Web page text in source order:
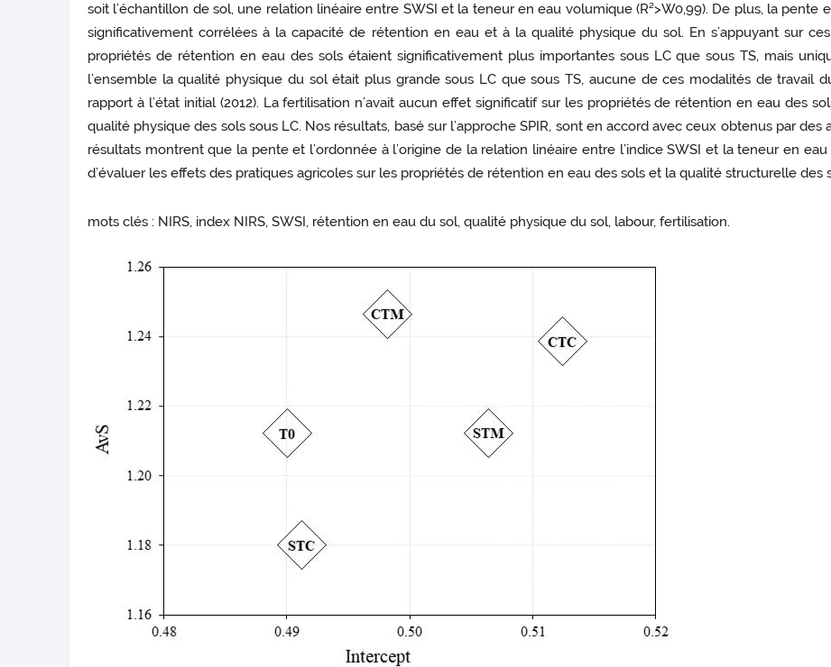
soit l’échantillon de sol, une relation linéaire entre SWSI et la teneur en eau volumique (R²>W0,99). De plus, la pente
significativement corrélées à la capacité de rétention en eau et à la qualité physique du sol. En s’appuyant sur
propriétés de rétention en eau des sols étaient significativement plus importantes sous LC que sous TS, mais
l’ensemble la qualité physique du sol était plus grande sous LC que sous TS, aucune de ces modalités de travail
rapport à l’état initial (2012). La fertilisation n’avait aucun effet significatif sur les propriétés de rétention en eau des
qualité physique des sols sous LC. Nos résultats, basé sur l’approche SPIR, sont en accord avec ceux obtenus par
résultats montrent que la pente et l’ordonnée à l’origine de la relation linéaire entre l’indice SWSI et la teneur en
d’évaluer les effets des pratiques agricoles sur les propriétés de rétention en eau des sols et la qualité structurelle des
mots clés : NIRS, index NIRS, SWSI, rétention en eau du sol, qualité physique du sol, labour, fertilisation.